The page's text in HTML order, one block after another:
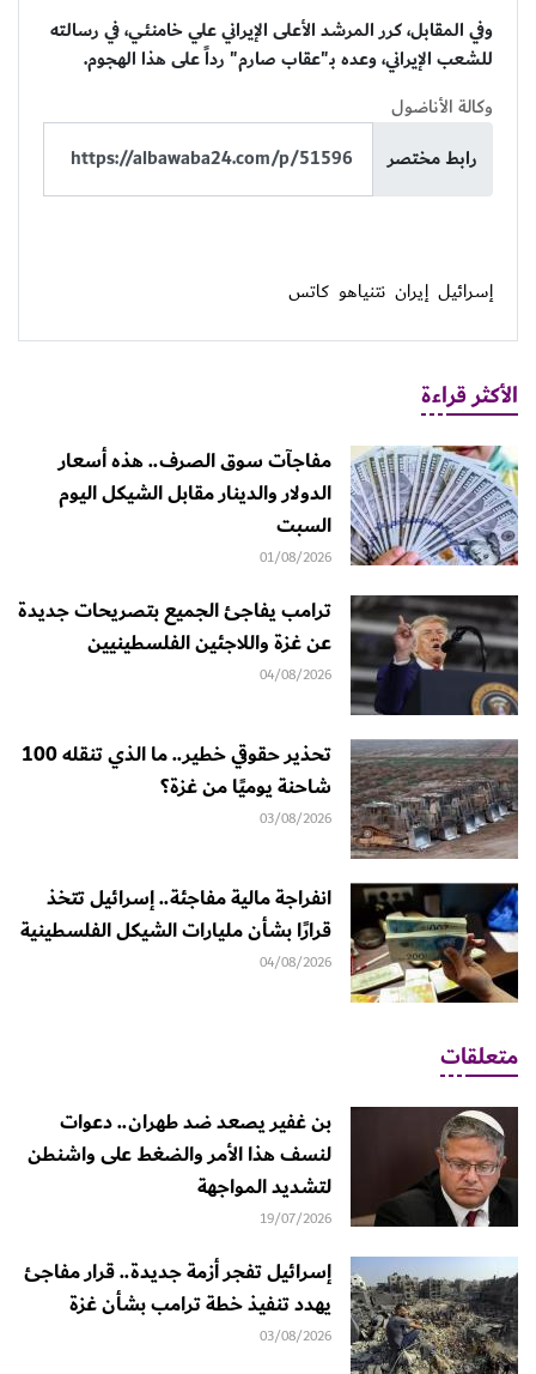
وفي المقابل، كرر المرشد الأعلى الإيراني علي خامنئي، في رسالته
للشعب الإيراني، وعده بـ"عقاب صارم" رداً على هذا الهجوم.
وكالة الأناضول
رابط مختصر
إسرائيل إيران نتنياهو كاتس
الأكثر قراءة
مفاجآت سوق الصرف.. هذه أسعار
الدولار والدينار مقابل الشيكل اليوم
السبت
01/08/2026
ترامب يفاجئ الجميع بتصريحات جديدة
عن غزة واللاجئين الفلسطينيين
04/08/2026
تحذير حقوقي خطير.. ما الذي تنقله 100
شاحنة يوميًا من غزة؟
03/08/2026
انفراجة مالية مفاجئة.. إسرائيل تتخذ
قرارًا بشأن مليارات الشيكل الفلسطينية
04/08/2026
متعلقات
بن غفير يصعد ضد طهران.. دعوات
لنسف هذا الأمر والضغط على واشنطن
لتشديد المواجهة
19/07/2026
إسرائيل تفجر أزمة جديدة.. قرار مفاجئ
يهدد تنفيذ خطة ترامب بشأن غزة
03/08/2026